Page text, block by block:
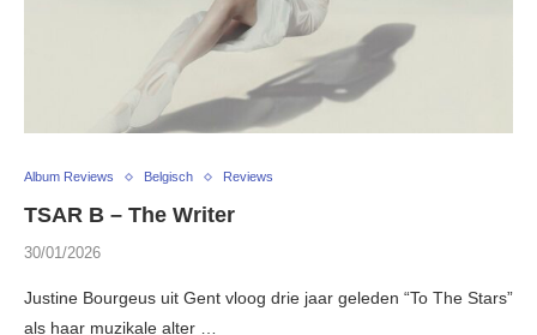
Album Reviews Belgisch Reviews
TSAR B – The Writer
30/01/2026
Justine Bourgeus uit Gent vloog drie jaar geleden “To The Stars”
als haar muzikale alter …